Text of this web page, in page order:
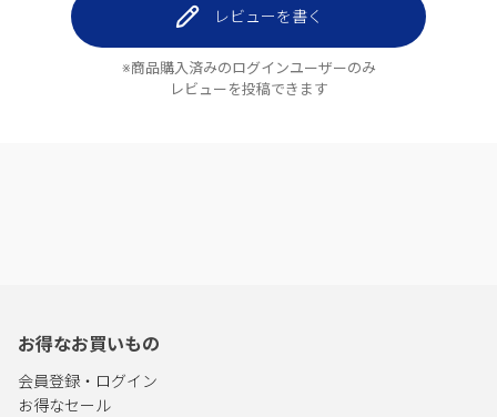
レビューを書く
※商品購入済みのログインユーザーのみ
レビューを投稿できます
お得なお買いもの
会員登録・ログイン
お得なセール